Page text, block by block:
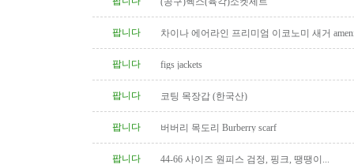
팝니다 차이나 에어라인 프리미엄 이코노미 새거
팝니다 figs jackets
팝니다 코팅 목장갑 (한국산)
팝니다 버버리 목도리 Burberry scarf
팝니다 44-66 사이즈 원피스 검정, 핑크, 땡땡이...